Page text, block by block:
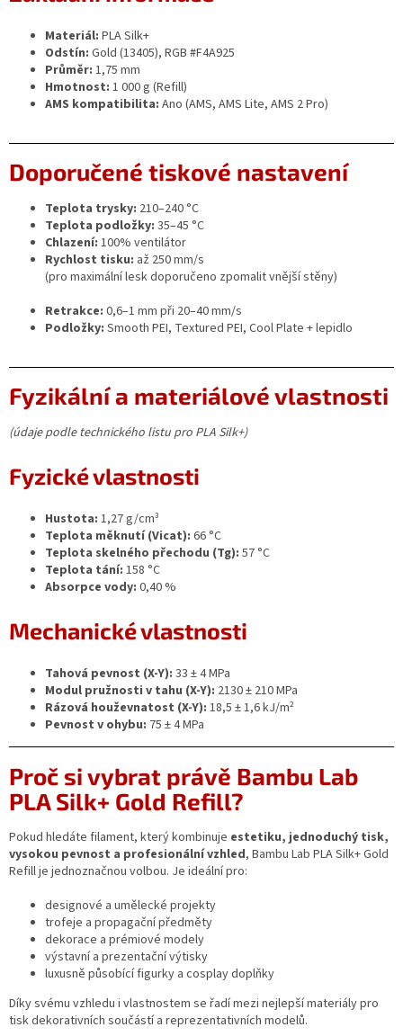
Materiál: PLA Silk+
Odstín: Gold (13405), RGB #F4A925
Průměr: 1,75 mm
Hmotnost: 1 000 g (Refill)
AMS kompatibilita: Ano (AMS, AMS Lite, AMS 2 Pro)
Doporučené tiskové nastavení
Teplota trysky: 210–240 °C
Teplota podložky: 35–45 °C
Chlazení: 100% ventilátor
Rychlost tisku: až 250 mm/s
(pro maximální lesk doporučeno zpomalit vnější stěny)
Retrakce: 0,6–1 mm při 20–40 mm/s
Podložky: Smooth PEI, Textured PEI, Cool Plate + lepidlo
Fyzikální a materiálové vlastnosti
(údaje podle technického listu pro PLA Silk+)
Fyzické vlastnosti
Hustota: 1,27 g/cm³
Teplota měknutí (Vicat): 66 °C
Teplota skelného přechodu (Tg): 57 °C
Teplota tání: 158 °C
Absorpce vody: 0,40 %
Mechanické vlastnosti
Tahová pevnost (X‑Y): 33 ± 4 MPa
Modul pružnosti v tahu (X‑Y): 2130 ± 210 MPa
Rázová houževnatost (X‑Y): 18,5 ± 1,6 kJ/m²
Pevnost v ohybu: 75 ± 4 MPa
Proč si vybrat právě Bambu Lab
PLA Silk+ Gold Refill?
Pokud hledáte filament, který kombinuje estetiku, jednoduchý tisk,
vysokou pevnost a profesionální vzhled, Bambu Lab PLA Silk+ Gold
Refill je jednoznačnou volbou. Je ideální pro:
designové a umělecké projekty
trofeje a propagační předměty
dekorace a prémiové modely
výstavní a prezentační výtisky
luxusně působící figurky a cosplay doplňky
Díky svému vzhledu i vlastnostem se řadí mezi nejlepší materiály pro
tisk dekorativních součástí a reprezentativních modelů.